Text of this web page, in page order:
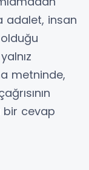
adalet, insan
metninde,
bir cevap